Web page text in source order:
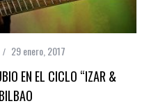
29 enero, 2017
EN EL CICLO “IZAR &